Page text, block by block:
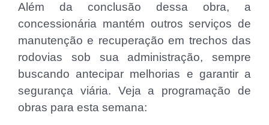
Além da conclusão dessa obra, a
concessionária mantém outros serviços de
manutenção e recuperação em trechos das
rodovias sob sua administração, sempre
buscando antecipar melhorias e garantir a
segurança viária. Veja a programação de
obras para esta semana: